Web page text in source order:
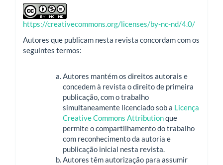
https://creativecommons.org/licenses/by-nc-nd/4.0/
Autores que publicam nesta revista concordam com os
seguintes termos:
Autores mantém os direitos autorais e
concedem à revista o direito de primeira
publicação, com o trabalho
simultaneamente licenciado sob a Licença
Creative Commons Attributionque
permite o compartilhamento do trabalho
com reconhecimento da autoria e
publicação inicial nesta revista.
Autores têm autorização para assumir